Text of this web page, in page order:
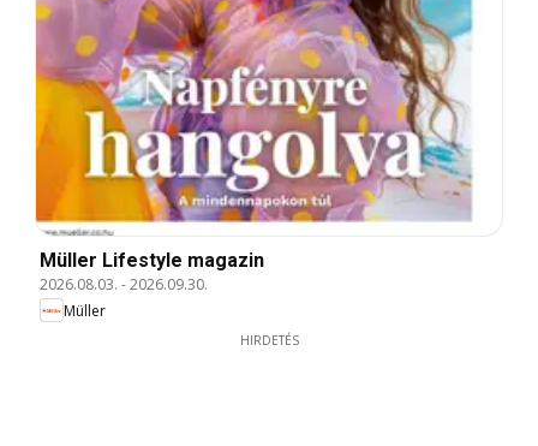
Müller Lifestyle magazin
2026.08.03. -2026.09.30.
Müller
HIRDETÉS